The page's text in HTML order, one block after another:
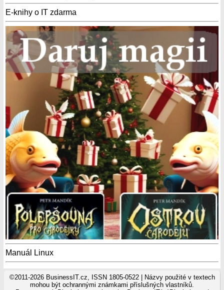
E-knihy o IT zdarma
Manuál Linux
©2011-2026 BusinessIT.cz, ISSN 1805-0522 | Názvy použité v textech
mohou být ochrannými známkami příslušných vlastníků.